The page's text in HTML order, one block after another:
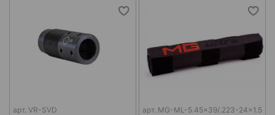
арт. VR-SVD арт. MG-ML-5.45x39/.223-24x1.5